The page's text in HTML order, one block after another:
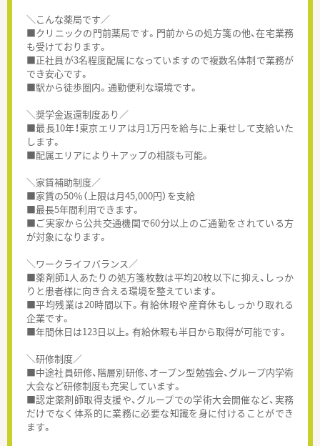
＼こんな薬局です／
■クリニックの門前薬局です。門前からの処方箋の他、在宅業務
も受けております。
■正社員が3名程度配属になっていますので複数名体制で業務が
でき安心です。
■駅から徒歩圏内。通勤便利な環境です。
＼奨学金返還制度あり／
■最長10年！東京エリアは月1万円を給与に上乗せして支給いた
します。
■配属エリアにより＋アップの相談も可能。
＼家賃補助制度／
■家賃の50％（上限は月45,000円）を支給
■最長5年間利用できます。
■ご実家から公共交通機関で60分以上のご通勤をされている方
が対象になります。
＼ワークライフバランス／
■薬剤師1人あたりの処方箋枚数は平均20枚以下に抑え、しっか
りと患者様に向き合える環境を整えています。
■平均残業は20時間以下。有給休暇や産育休もしっかり取れる
企業です。
■年間休日は123日以上。有給休暇も半日から取得が可能です。
＼研修制度／
■中途社員研修、階層別研修、オープン型勉強会、グループ内学術
大会など研修制度も充実しています。
■認定薬剤師取得支援や、グループでの学術大会開催など、実務
だけでなく体系的に業務に必要な知識を身に付けることができ
ます。